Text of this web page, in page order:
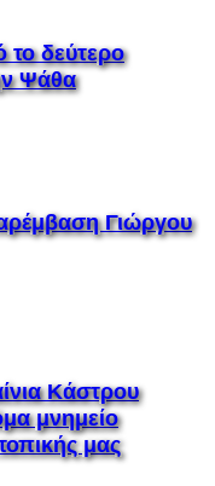
το δεύτερο
Ψάθα
Γιώργου
Κάστρου
μνημείο
μας